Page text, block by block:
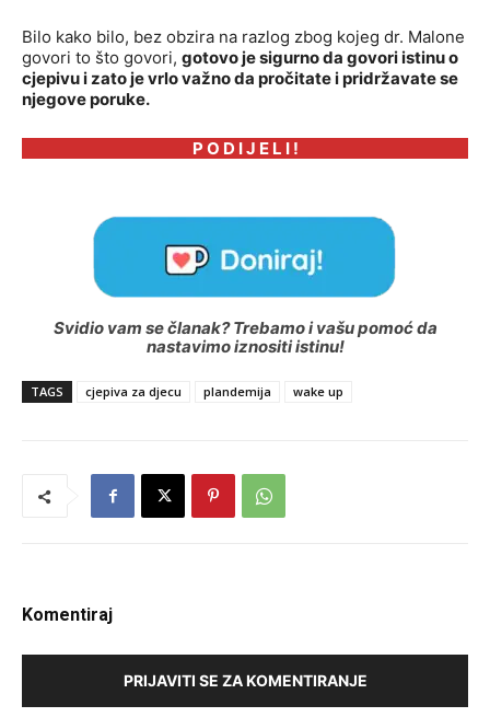
Bilo kako bilo, bez obzira na razlog zbog kojeg dr. Malone
govori to što govori, gotovo je sigurno da govori istinu o
cjepivu i zato je vrlo važno da pročitate i pridržavate se
njegove poruke.
P O D I J E L I !
Svidio vam se članak? Trebamo i vašu pomoć da
nastavimo iznositi istinu!
TAGS cjepiva za djecu plandemija wake up
Komentiraj
PRIJAVITI SE ZA KOMENTIRANJE